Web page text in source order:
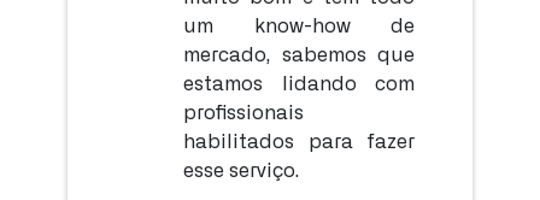
um know-how de
mercado, sabemos que
estamos lidando com
profissionais
habilitados para fazer
esse serviço.